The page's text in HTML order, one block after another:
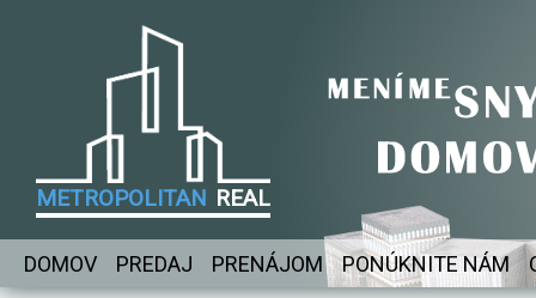
METROPOLITAN REAL
DOMOV PREDAJ PRENÁJOM PONÚKNITE NÁM